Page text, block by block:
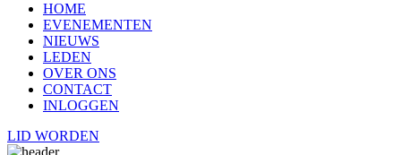
HOME
EVENEMENTEN
NIEUWS
LEDEN
OVER ONS
CONTACT
INLOGGEN
LID WORDEN